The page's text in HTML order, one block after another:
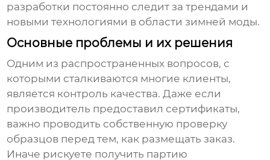
разработки постоянно следит за трендами и
новыми технологиями в областизимней моды.
Основные проблемы и их решения
Одним из распространенных вопросов, с
которыми сталкиваются многие клиенты,
является контроль качества. Даже если
производитель предоставил сертификаты,
важно проводить собственную проверку
образцов перед тем, как размещать заказ.
Иначе рискуете получить партию